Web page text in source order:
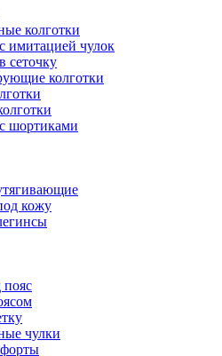
колготки
имитацией чулок
сеточку
колготки
шортиками
кожу
пояс
чулки